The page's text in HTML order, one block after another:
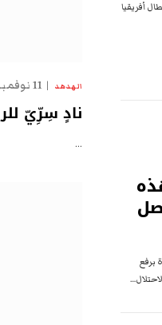
أفريقيا
برفع
الهدهد 11 نوفمبر، 2025
نادٍ سِرِّيّ
…